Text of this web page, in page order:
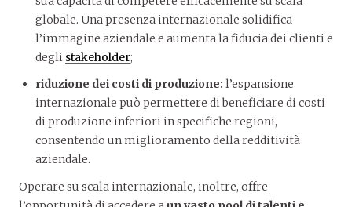
globale. Una presenza internazionale solidifica
l’immagine aziendale e aumenta la fiducia dei clienti e
degli stakeholder;
riduzione dei costi di produzione: l’espansione
internazionale può permettere di beneficiare di costi
di produzione inferiori in specifiche regioni,
consentendo un miglioramento della redditività
aziendale.
Operare su scala internazionale, inoltre, offre